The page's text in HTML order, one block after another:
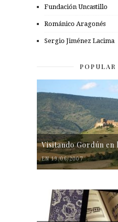
Fundación Uncastillo
Románico Aragonés
Sergio Jiménez Lacima
POPULAR
Visitando Gordún en
EN 19/06/2007